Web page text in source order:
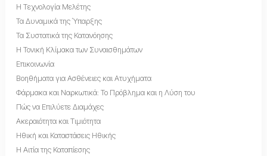
Η Τεχνολογία Μελέτης
Τα Δυναμικά της Ύπαρξης
Τα Συστατικά της Κατανόησης
Η Τονική Κλίμακα των Συναισθημάτων
Επικοινωνία
Βοηθήματα για Ασθένειες και Ατυχήματα
Φάρμακα και Ναρκωτικά: Το Πρόβλημα και η Λύση του
Πώς να Επιλύετε Διαμάχες
Ακεραιότητα και Τιμιότητα
Ηθική και Καταστάσεις Ηθικής
Η Αιτία της Καταπίεσης